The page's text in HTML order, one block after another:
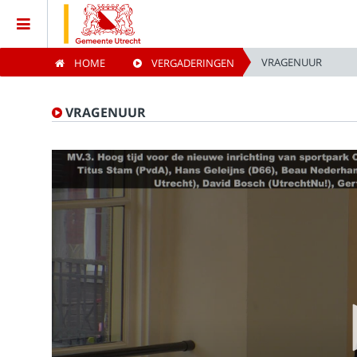
Home
Vergaderingen
Live vergaderingen
Categorieën
HOME VERGADERINGEN VRAGENUUR
VRAGENUUR